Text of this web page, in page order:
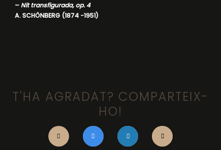
– Nit transfigurada, op. 4
A. SCHÖNBERG (1874 -1951)
T'HA AGRADAT? COMPARTEIX-
HO!